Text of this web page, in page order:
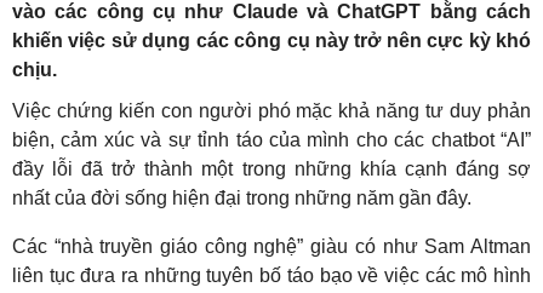
vào các công cụ như Claude và ChatGPT bằng cách
khiến việc sử dụng các công cụ này trở nên cực kỳ khó
chịu.
Việc chứng kiến con người phó mặc khả năng tư duy phản
biện, cảm xúc và sự tỉnh táo của mình cho các chatbot “AI”
đầy lỗi đã trở thành một trong những khía cạnh đáng sợ
nhất của đời sống hiện đại trong những năm gần đây.
Các “nhà truyền giáo công nghệ” giàu có như Sam Altman
liên tục đưa ra những tuyên bố táo bạo về việc các mô hình